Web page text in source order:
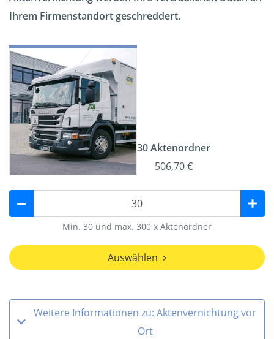
Ihrem Firmenstandort geschreddert.
30 Aktenordner
506,70 €
Min. 30 und max. 300 x Aktenordner
Auswählen
Weitere Informationen zu: Aktenvernichtung vor
Ort